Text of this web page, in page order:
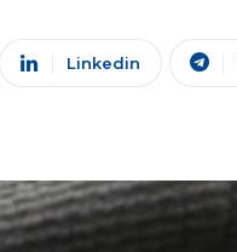
Linkedin